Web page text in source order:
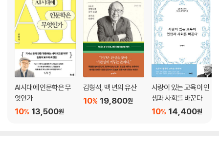
AI시대에 인문학은 무
엇인가
13,500원
10%
김형석, 백 년의 유산
19,800원
10%
사랑이 있는 교육이 인
생과 사회를 바꾼다
14,400원
10%